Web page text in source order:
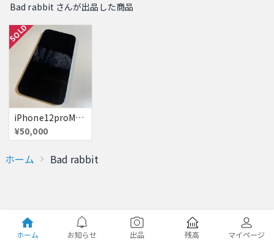
Bad rabbit さんが出品した商品
SOLD
iPhone12proMAX 128GB【ブルー】
¥50,000
ホーム Bad rabbit
ホーム お知らせ 出品 残高 マイページ